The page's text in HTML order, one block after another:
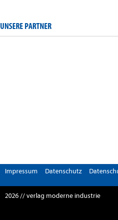
UNSERE PARTNER
Impressum Datenschutz
2026 // verlag moderne industrie